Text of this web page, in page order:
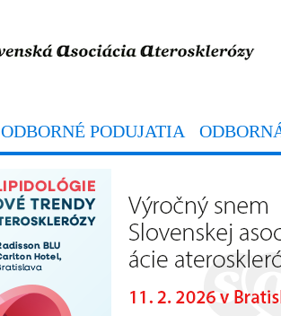
ODBORNÉ PODUJATIA